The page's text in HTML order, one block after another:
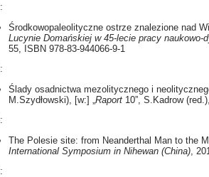
Środkowopaleolityczne ostrze znalezione nad
Lucynie Domańskiej w 45-lecie pracy
55, ISBN 978-83-944066-9-1
Ślady osadnictwa mezolitycznego i
M.Szydłowski), [w:] „ Raport 10”, S.Kadrow
The Polesie site: from Neanderthal Man to the
International Symposium in Nihewan (China) ,